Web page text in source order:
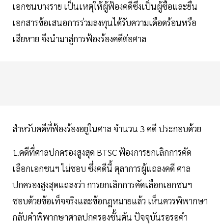
เอกชนบางราย เป็นเหตุให้ผู้ฟ้องคดีซึ่งเป็นผู้ซื้อและยื่น
เอกสารข้อเสนอการร่วมลงทุนได้รับความเดือดร้อนหรือ
เสียหาย จึงนำมาสู่การฟ้องร้องคดีต่อศาล
สำหรับคดีที่ฟ้องร้องอยู่ในศาล จำนวน 3 คดี ประกอบด้วย
1.คดีที่ศาลปกครองสูงสุด BTSC ฟ้องการยกเลิกการคัด
เลือกเอกชนฯ ไม่ชอบ ซึ่งคดีนี้ ตุลาการผู้แถลงคดี ศาล
ปกครองสูงสุดแถลงว่า การยกเลิกการคัดเลือกเอกชนฯ
ชอบด้วยข้อเท็จจริงและข้อกฎหมายแล้ว เห็นควรพิพากษา
กลับคำพิพากษาศาลปกครองชั้นต้น ปัจจุบันรอรอคำ